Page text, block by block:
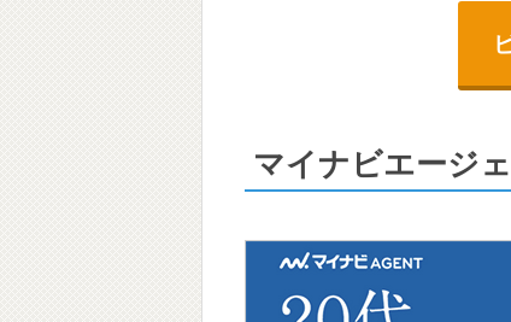
マイナビエージ